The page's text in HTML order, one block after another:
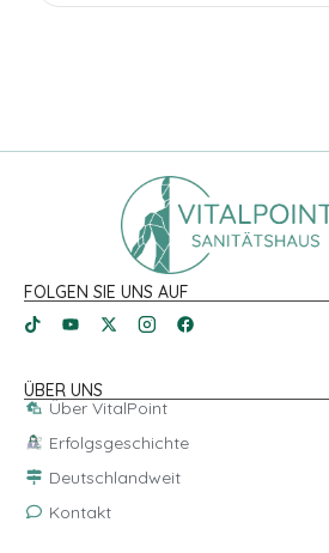
FOLGEN SIE UNS AUF
ÜBER UNS
Über VitalPoint
Erfolgsgeschichte
Deutschlandweit
Kontakt